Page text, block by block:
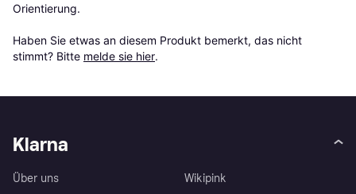
Orientierung.
Haben Sie etwas an diesem Produkt bemerkt, das nicht
stimmt? Bitte melde sie hier.
Klarna
Über uns
Wikipink